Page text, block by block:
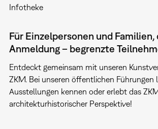
Infotheke
Für Einzelpersonen und Familien,
Anmeldung – begrenzte
Entdeckt gemeinsam mit unseren
ZKM. Bei unseren öffentlichen Führungen
Ausstellungen kennen oder erlebt das
architekturhistorischer Perspektive!